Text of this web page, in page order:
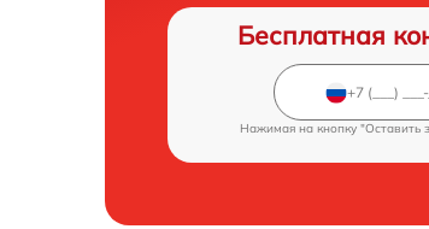
Бесплатная
Нажимая на кнопку "Оставить